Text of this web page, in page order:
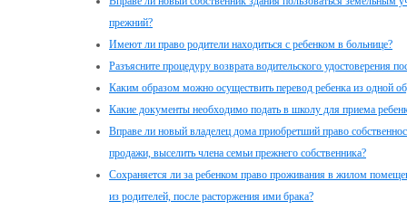
прежний?
Имеют ли право родители находиться с ребенком в больнице?
Разъясните процедуру возврата водительского удостоверения
Каким образом можно осуществить перевод ребенка из одной
Какие документы необходимо подать в школу для приема
Вправе ли новый владелец дома приобретший право
продажи, выселить члена семьи прежнего собственника?
Сохраняется ли за ребенком право проживания в жилом
из родителей, после расторжения ими брака?